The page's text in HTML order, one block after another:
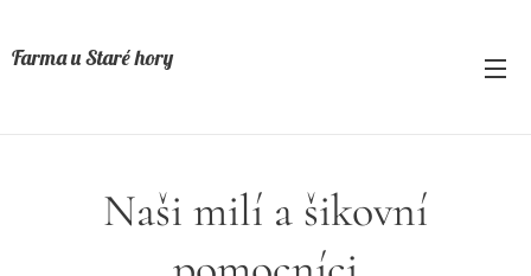
Farma u Staré hory
Naši milí a šikovní